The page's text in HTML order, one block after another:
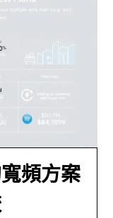
頻方案